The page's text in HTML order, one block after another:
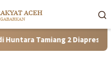
2 Diapresiasi Satgas